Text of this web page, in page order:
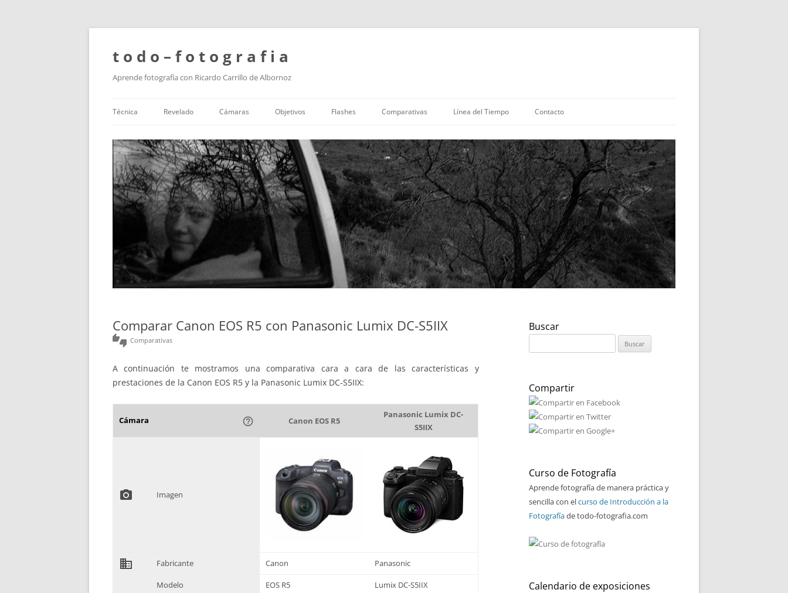
t o d o – f o t o g r a f i a
Aprende fotografía con Ricardo Carrillo de Albornoz
al
contenido
Técnica Revelado Cámaras Objetivos Flashes Comparativas Línea del Tiempo Contacto
Comparar Canon EOS R5 con Panasonic Lumix DC-S5IIX
thumbs_up_down Comparativas
A continuación te mostramos una comparativa cara a cara de las características y
prestaciones de la Canon EOS R5 y la Panasonic Lumix DC-S5IIX:
Cámara help_outline Canon EOS R5
Panasonic Lumix DC-
S5IIX
photo_camera Imagen
domain Fabricante Canon Panasonic
Modelo EOS R5 Lumix DC-S5IIX
Buscar
Compartir
Curso de Fotografía
Aprende fotografía de manera práctica y
sencilla con elcurso de Introducción a la
Fotografíade todo-fotografia.com
Calendario de exposiciones